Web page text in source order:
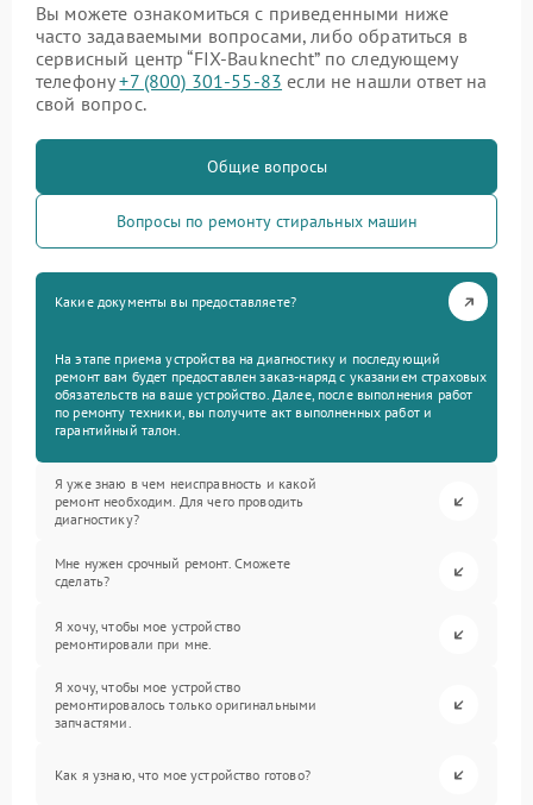
Вы можете ознакомиться с приведенными ниже
часто задаваемыми вопросами, либо обратиться в
сервисный центр “FIX-Bauknecht” по следующему
телефону+7 (800) 301-55-83 если не нашли ответ на
свой вопрос.
Общие вопросы
Вопросы по ремонту стиральных машин
Какие документы вы предоставляете?
На этапе приема устройства на диагностику и последующий
ремонт вам будет предоставлен заказ-наряд с указанием страховых
обязательств на ваше устройство. Далее, после выполнения работ
по ремонту техники, вы получите акт выполненных работ и
гарантийный талон.
Я уже знаю в чем неисправность и какой
ремонт необходим. Для чего проводить
диагностику?
Мне нужен срочный ремонт. Сможете
сделать?
Я хочу, чтобы мое устройство
ремонтировали при мне.
Я хочу, чтобы мое устройство
ремонтировалось только оригинальными
запчастями.
Как я узнаю, что мое устройство готово?